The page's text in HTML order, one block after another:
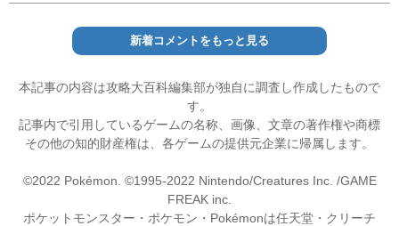
新着コメントをもっと見る
本記事の内容は攻略大百科編集部が独自に調査し作成したもので
す。
記事内で引用しているゲームの名称、画像、文章の著作権や商標
その他の知的財産権は、各ゲームの提供元企業に帰属します。
©2022 Pokémon. ©1995-2022 Nintendo/Creatures Inc. /GAME
FREAK inc.
ポケットモンスター・ポケモン・Pokémonは任天堂・クリーチ